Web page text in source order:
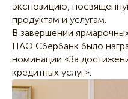
экспозицию,
продуктам и услугам.
В завершении
ПАО Сбербанк было
номинации «За
кредитных услуг».